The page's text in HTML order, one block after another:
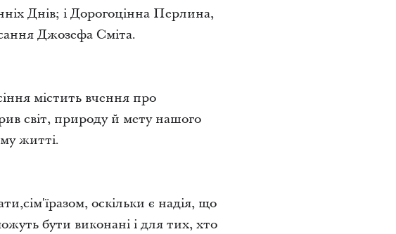
Днів; і Дорогоцінна Перлина,
Джозефа Сміта.
містить вчення про
світ, природу й мету нашого
житті.
оскільки є надія, що
бути виконані і для тих, хто